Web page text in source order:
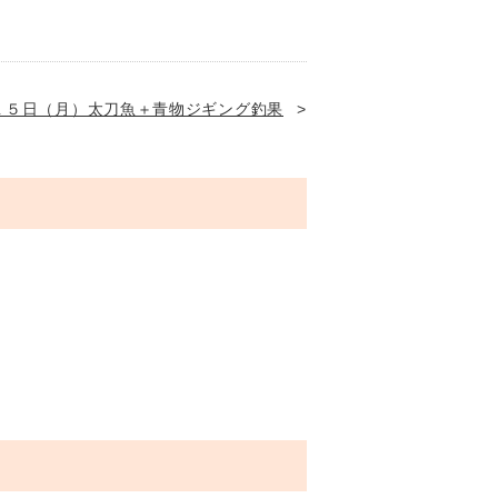
５日（月）太刀魚＋青物ジギング釣果